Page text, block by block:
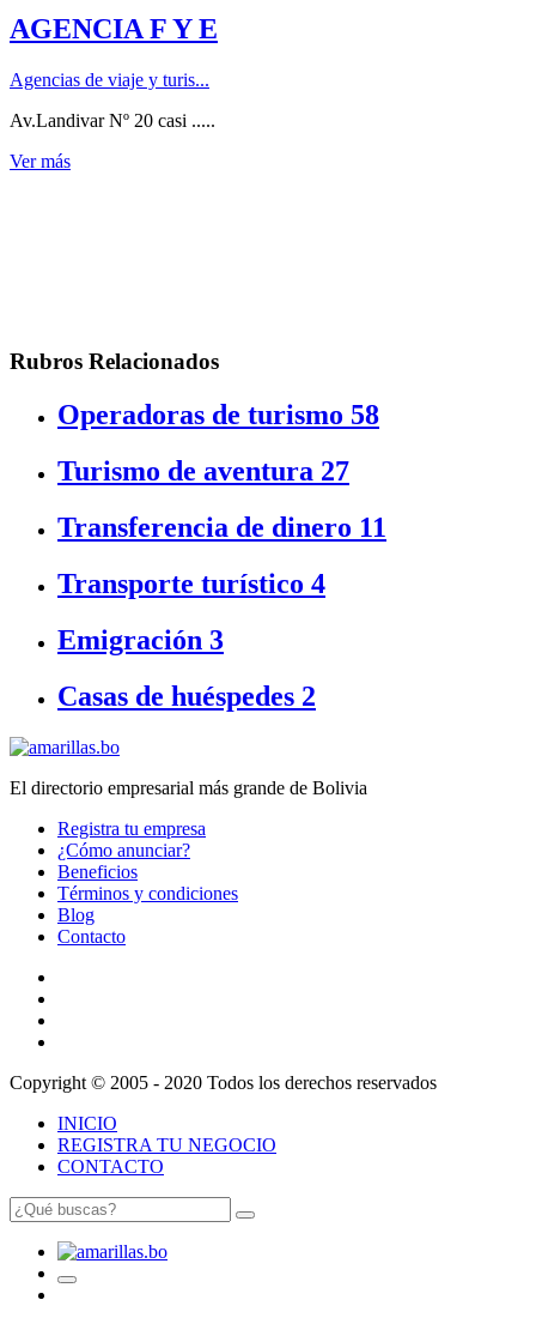
AGENCIA F Y E
Agencias de viaje y turis...
Av.Landivar Nº 20 casi .....
Ver más
Rubros Relacionados
Operadoras de turismo 58
Turismo de aventura 27
Transferencia de dinero 11
Transporte turístico 4
Emigración 3
Casas de huéspedes 2
El directorio empresarial más grande de Bolivia
Registra tu empresa
¿Cómo anunciar?
Beneficios
Términos y condiciones
Blog
Contacto
Copyright © 2005 - 2020 Todos los derechos reservados
INICIO
REGISTRA TU NEGOCIO
CONTACTO